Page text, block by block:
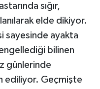
sığır,
elde dikiyor.
sayesinde ayakta
bilinen
günlerinde
ediliyor. Geçmişte